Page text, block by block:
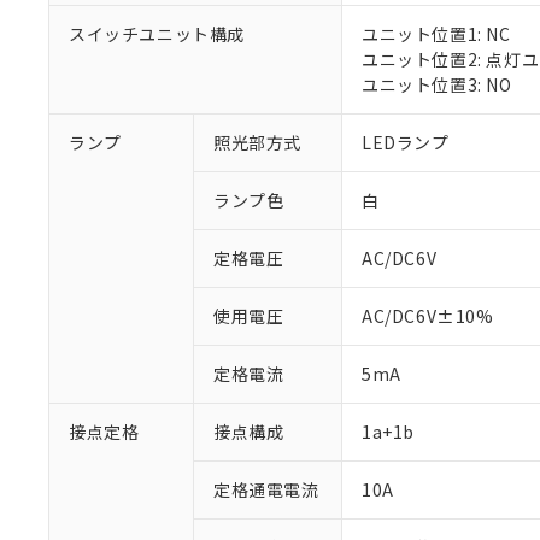
スイッチユニット構成
ユニット位置1: NC
ユニット位置2: 点灯
ユニット位置3: NO
ランプ 照光部方式 LEDランプ
ランプ色 白
定格電圧 AC/DC6V
使用電圧 AC/DC6V±10%
定格電流 5mA
接点定格 接点構成 1a+1b
定格通電電流 10A
ご利用条件
以下の条件をお読
当社制御機
のであり、
※1 対応状況
対応済み：EU
調査・確認中：
非該当品：ライセ
仕入先様の事情に
があります。
鉛(Pb) 1000ppm以下、
ル（DBP） 1000ppm以
フタル酸エステル類の
「○」：最大均質
「×」：最大均質
「－」：未確認で
*中国RoHS10物質の基
Pb(鉛) :1000ppm、
Cr(Ⅵ)(六価クロム) :
DBP(フタル酸ジブチル
DEHP(フタル酸ビス(2-
などの必要
ます。
置等に一切
記
説明